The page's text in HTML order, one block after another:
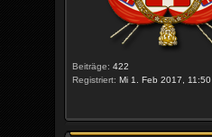
Beiträge: 422
Registriert: Mi 1. Feb 2017, 11:50